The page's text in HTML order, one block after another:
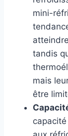
mini-
tandis
mais
être